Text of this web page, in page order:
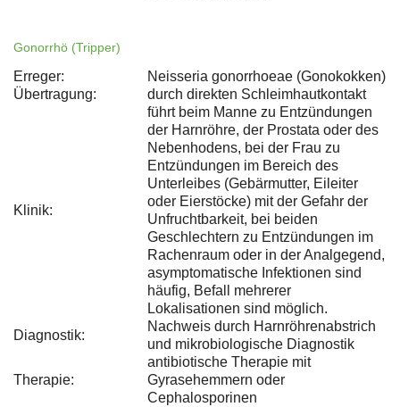
Gonorrhö (Tripper)
Erreger:
Neisseria gonorrhoeae (Gonokokken)
Übertragung:
durch direkten Schleimhautkontakt
Klinik:
führt beim Manne zu Entzündungen
der Harnröhre, der Prostata oder des
Nebenhodens, bei der Frau zu
Entzündungen im Bereich des
Unterleibes (Gebärmutter, Eileiter
oder Eierstöcke) mit der Gefahr der
Unfruchtbarkeit, bei beiden
Geschlechtern zu Entzündungen im
Rachenraum oder in der Analgegend,
asymptomatische Infektionen sind
häufig, Befall mehrerer
Lokalisationen sind möglich.
Diagnostik:
Nachweis durch Harnröhrenabstrich
und mikrobiologische Diagnostik
Therapie:
antibiotische Therapie mit
Gyrasehemmern oder
Cephalosporinen